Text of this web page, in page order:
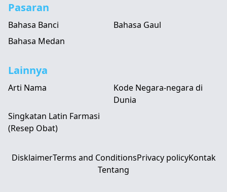
Pasaran
Bahasa Banci
Bahasa Gaul
Bahasa Medan
Lainnya
Arti Nama
Kode Negara-negara di
Dunia
Singkatan Latin Farmasi
(Resep Obat)
DisklaimerTerms and ConditionsPrivacy policyKontak
Tentang